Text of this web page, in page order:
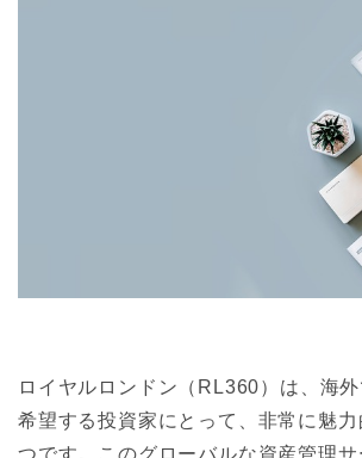
ロイヤルロンドン（RL360）は、海
希望する投資家にとって、非常に魅